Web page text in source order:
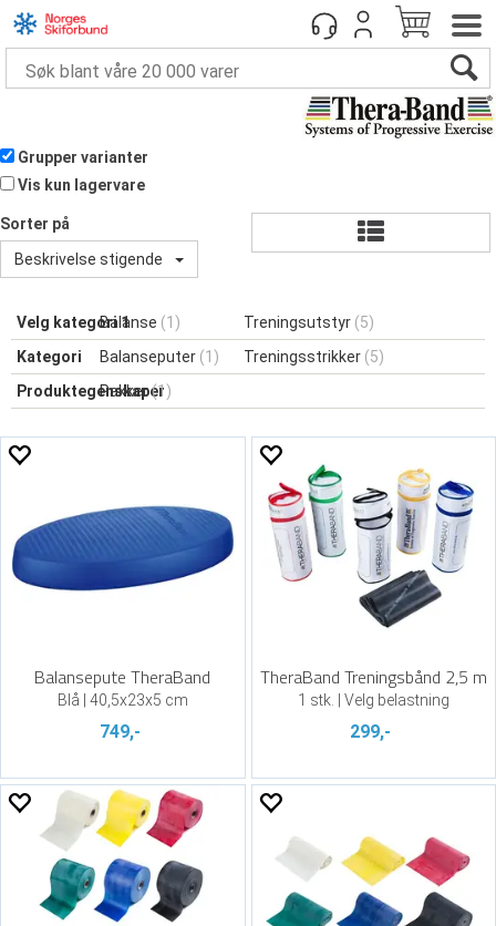
Grupper varianter
Vis kun lagervare
Sorter på
Beskrivelse stigende
Velg kategori 1Balanse (1) Treningsutstyr (5)
Kategori
Balanseputer (1) Treningsstrikker (5)
Produktegenskaper
Pakker(1)
Balansepute TheraBand
Blå | 40,5x23x5 cm
749,-
TheraBand Treningsbånd 2,5 m
1 stk. | Velg belastning
299,-